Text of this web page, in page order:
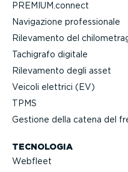
PREMIUM.connect
Navigazione profes­sionale
Rilevamento del
Tachigrafo digitale
Rilevamento degli asset
Veicoli elettrici (EV)
TPMS
Gestione della catena del
TECNOLOGIA
Webfleet